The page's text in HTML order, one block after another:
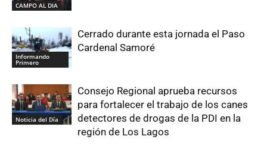
CAMPO AL DIA
Informando
Primero
Cerrado durante esta jornada el Paso
Cardenal Samoré
Noticia del Día
Consejo Regional aprueba recursos
para fortalecer el trabajo de los canes
detectores de drogas de la PDI en la
región de Los Lagos